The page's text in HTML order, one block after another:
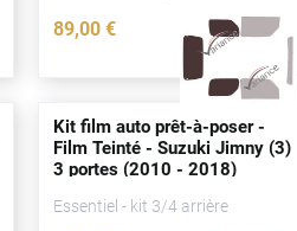
89,00 €
Kit film auto prêt-à-poser -
Film Teinté - Suzuki Jimny (3)
3 portes(2010 - 2018)
Essentiel - kit 3/4 arrière